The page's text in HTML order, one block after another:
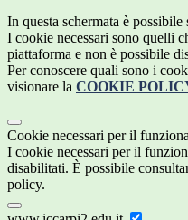
In questa schermata è
I cookie necessari sono quelli
piattaforma e non è possibile
Per conoscere quali sono i
visionare la COOKIE
Cookie necessari per il
I cookie necessari per il
disabilitati. È possibile
policy.